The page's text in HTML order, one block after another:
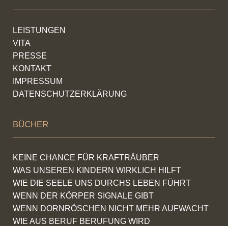
LEISTUNGEN
VITA
PRESSE
KONTAKT
IMPRESSUM
DATENSCHUTZERKLÄRUNG
BÜCHER
KEINE CHANCE FÜR KRAFTRÄUBER
WAS UNSEREN KINDERN WIRKLICH HILFT
WIE DIE SEELE UNS DURCHS LEBEN FÜHRT
WENN DER KÖRPER SIGNALE GIBT
WENN DORNRÖSCHEN NICHT MEHR AUFWACHT
WIE AUS BERUF BERUFUNG WIRD